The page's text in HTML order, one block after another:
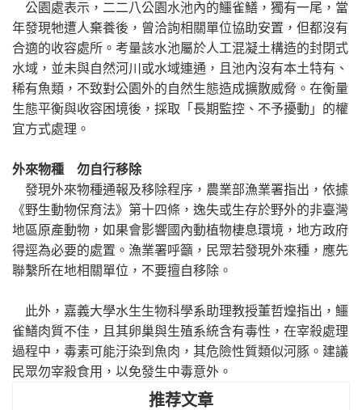
公園處表示，二二八公園水池內的鱷雀鱔，獨有一尾，當
年發現牠遭人棄養後，曾洽詢相關單位協助安置，但都沒有
合適的收容處所。考量該水池屬於人工混凝土構造的封閉式
水域，並未與自然河川或水域連通，且池內沒有本土特有、
稀有魚類，不致對公園外的自然生態造成擴散威脅。在衡量
生態平衡與收容困境後，採取「長期監控、不予擾動」的權
宜方式處理。
外來物種 勿自行移除
發現外來物種通報及移除程序，農業部漁業署指出，依據
《野生動物保育法》第十四條，逸失或生存於野外的非臺灣
地區原產動物，如果會影響國內動植物棲息環境，地方政府
得逕為必要的處置。漁業署呼籲，民眾若發現外來種，應先
聯繫所在地相關單位，不要擅自移除。
此外，嘉義大學水生生物科學系助理教授董哲煌指出，鱷
雀鱔肉質不佳，且其卵巢與生殖系統含有毒性，在宰殺處理
過程中，毒素可能汙染到魚肉，其危險性質類似河豚。建議
民眾勿宰殺食用，以免發生中毒意外。
推荐文章